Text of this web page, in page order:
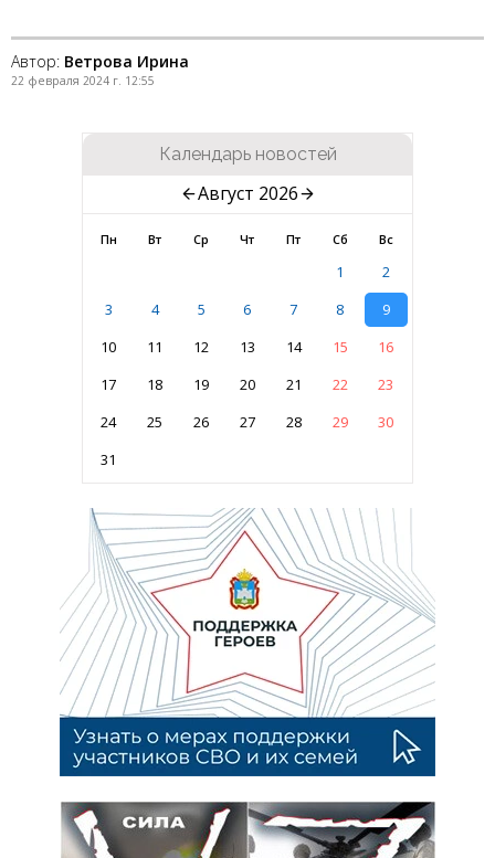
Автор: Ветрова Ирина
22 февраля 2024 г. 12:55
Календарь новостей
Август 2026
Пн Вт Ср Чт Пт Сб Вс
1
2
3
4 5 6 7 8
9
10
11 12 13 14 15
16
17
18 19 20 21 22
23
24
25 26 27 28 29
30
31